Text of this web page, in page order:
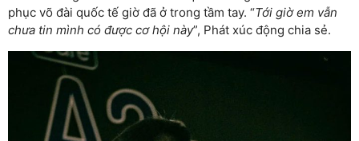
phục võ đài quốc tế giờ đã ở trong tầm tay. “Tới giờ em vẫn
chưa tin mình có được cơ hội này”, Phát xúc động chia sẻ.